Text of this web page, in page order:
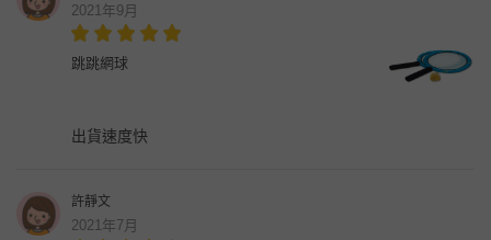
2021年9月
跳跳網球
出貨速度快
許靜文
2021年7月